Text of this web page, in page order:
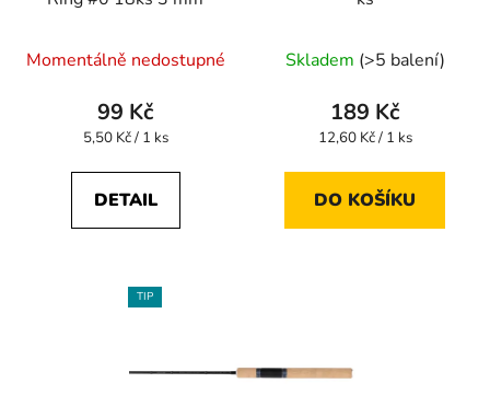
Momentálně nedostupné
99 Kč
Měrná
5,50 Kč / 1 ks
DETAIL
Skladem (>5 balení)
189 Kč
Měrná
12,60 Kč / 1 ks
DO KOŠÍKU
TIP